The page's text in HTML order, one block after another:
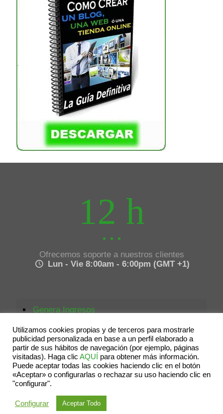
12 h
Ofrecemos soporte a nuestros clientes
Lun - Vie 8:00am - 6:00pm (GMT +1)
Genera Ingresos
Blog
Terminos
Cookies
Aviso Legal
Contactar
Utilizamos cookies propias y de terceros para mostrarle
publicidad personalizada en base a un perfil elaborado a
partir de sus hábitos de navegación (por ejemplo, páginas
visitadas). Haga clic AQUÍ
para obtener más información.
Puede aceptar todas las cookies haciendo clic en el botón
«Aceptar» o configurarlas o rechazar su uso haciendo clic en
"configurar".
Configurar Aceptar Todo